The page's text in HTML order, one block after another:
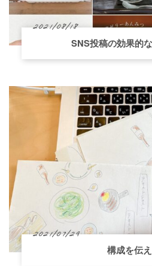
2021/08/18
SNS投稿の効果的
2021/07/29
構成を伝